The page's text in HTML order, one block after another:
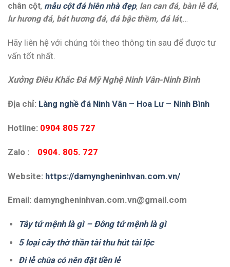
chân cột, mẫu cột đá hiên nhà đẹp, lan can đá, bàn lễ đá,
lư hương đá, bát hương đá, đá bậc thềm, đá lát,…
Hãy liên hệ với chúng tôi theo thông tin sau để được tư
vấn tốt nhất.
Xưởng Điêu Khắc Đá Mỹ Nghệ Ninh Vân-Ninh Bình
Địa chỉ: Làng nghề đá Ninh Vân – Hoa Lư – Ninh Bình
Hotline: 0904 805 727
Zalo : 0904. 805. 727
Website: https://damyngheninhvan.com.vn/
Email: damyngheninhvan.com.vn@gmail.com
Tây tứ mệnh là gì – Đông tứ mệnh là gì
5 loại cây thờ thần tài thu hút tài lộc
Đi lễ chùa có nên đặt tiền lẻ